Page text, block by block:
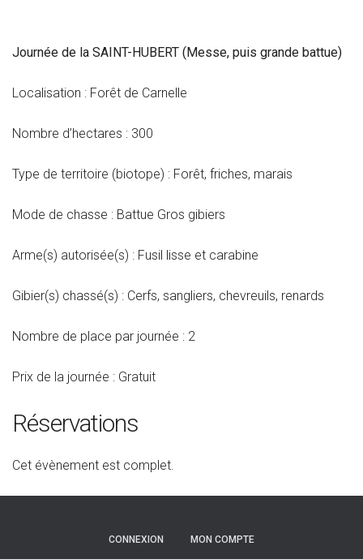
Journée de la SAINT-HUBERT (Messe, puis grande battue)
Localisation : Forêt de Carnelle
Nombre d’hectares : 300
Type de territoire (biotope) : Forêt, friches, marais
Mode de chasse : Battue Gros gibiers
Arme(s) autorisée(s) : Fusil lisse et carabine
Gibier(s) chassé(s) : Cerfs, sangliers, chevreuils, renards
Nombre de place par journée : 2
Prix de la journée : Gratuit
Réservations
Cet évènement est complet.
CONNEXION MON COMPTE